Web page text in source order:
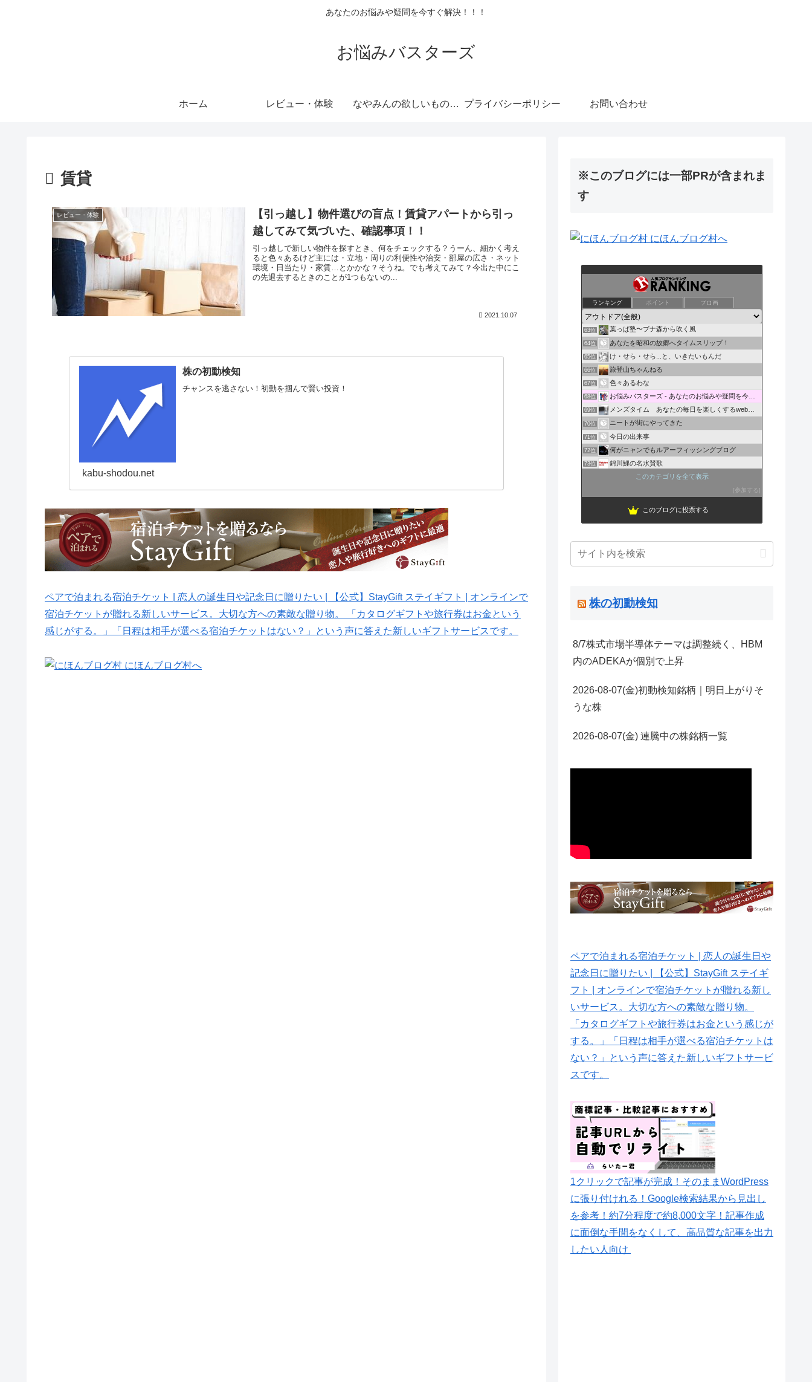
あなたのお悩みや疑問を今すぐ解決！！！
お悩みバスターズ
ホーム レビュー・体験 なやみんの欲しいものランキング プライバシーポリシー お問い合わせ
賃貸
レビュー・体験
【引っ越し】物件選びの盲点！賃貸アパートから引っ
越してみて気づいた、確認事項！！
引っ越しで新しい物件を探すとき、何をチェックする？うーん、細かく考え
ると色々あるけど主には・立地・周りの利便性や治安・部屋の広さ・ネット
環境・日当たり・家賃…とかかな？そうね。でも考えてみて？今出た中にこ
の先退去するときのことが1つもないの...
2021.10.07
株の初動検知
チャンスを逃さない！初動を掴んで賢い投資！
kabu-shodou.net
ペアで泊まれる宿泊チケット | 恋人の誕生日や記念日に贈りたい | 【公式】StayGift ステイギフト | オンラインで
宿泊チケットが贈れる新しいサービス。大切な方への素敵な贈り物。 「カタログギフトや旅行券はお金という
感じがする。」「日程は相手が選べる宿泊チケットはない？」という声に答えた新しいギフトサービスです。
※このブログには一部PRが含まれま
す
ランキング ポイント ブロ画
61位 温次郎シーバスブログ
62位 富士山にドームをつくる
63位 葉っぱ塾〜ブナ森から吹く風
64位 あなたを昭和の故郷へタイムスリップ！
65位 け・せら・せら...と、いきたいもんだ
66位 旅登山ちゃんねる
67位 色々あるわな
68位 お悩みバスターズ - あなたのお悩みや疑問を今すぐ解決！
69位 メンズタイム あなたの毎日を楽しくするwebマガジン
70位 ニートが街にやってきた
71位 今日の出来事
72位 何がニャンでもルアーフィッシングブログ
73位 錦川鯉の名水賛歌
BriskBreeze 長崎 ウインドサーフィン
このカテゴリを全て表示
参加する
このブログに投票する
株の初動検知
8/7株式市場半導体テーマは調整続く、HBM
内のADEKAが個別で上昇
2026-08-07(金)初動検知銘柄｜明日上がりそ
うな株
2026-08-07(金) 連騰中の株銘柄一覧
ペアで泊まれる宿泊チケット | 恋人の誕生日や
記念日に贈りたい | 【公式】StayGift ステイギ
フト | オンラインで宿泊チケットが贈れる新し
いサービス。大切な方への素敵な贈り物。
「カタログギフトや旅行券はお金という感じが
する。」「日程は相手が選べる宿泊チケットは
ない？」という声に答えた新しいギフトサービ
スです。
1クリックで記事が完成！そのままWordPress
に張り付けれる！Google検索結果から見出し
を参考！約7分程度で約8,000文字！記事作成
に面倒な手間をなくして、高品質な記事を出力
したい人向け